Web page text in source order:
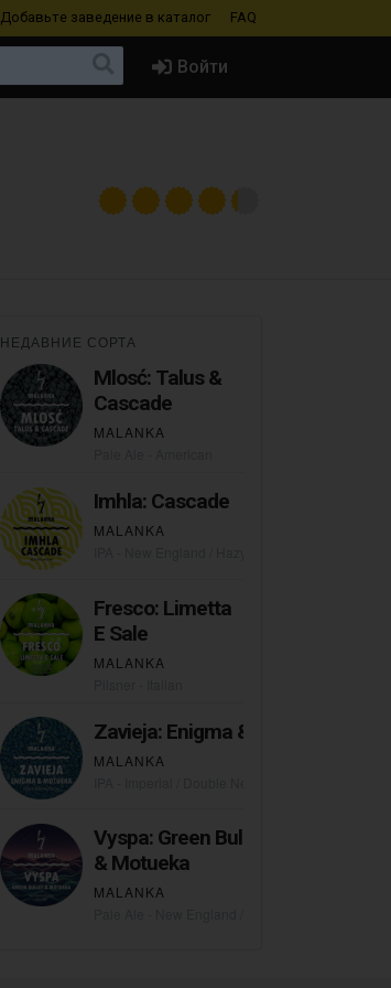
Добавьте заведение в каталог FAQ
Войти
НЕДАВНИЕ СОРТА
Mlosć: Talus &
Cascade
MALANKA
Imhla: Cascade
MALANKA
Fresco: Limetta
E Sale
MALANKA
Zavieja: Enigma & Motueka
MALANKA
Vyspa: Green Bullet
& Motueka
MALANKA